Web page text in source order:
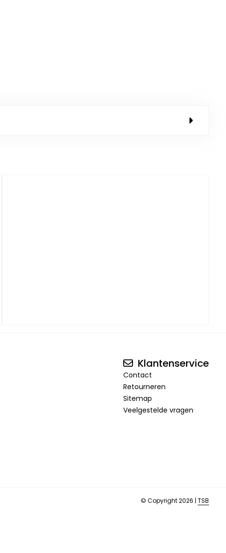
Klantenservice
Contact
Retourneren
Sitemap
Veelgestelde vragen
© Copyright 2026 | TSB